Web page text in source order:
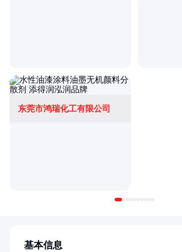
东莞市鸿瑞化工有限公司
基本信息